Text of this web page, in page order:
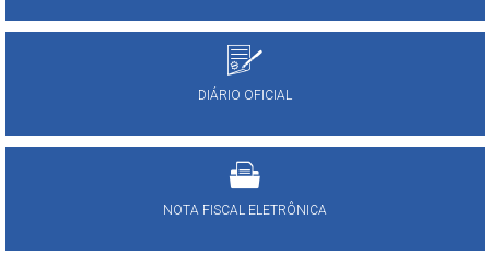
DIÁRIO OFICIAL
NOTA FISCAL ELETRÔNICA